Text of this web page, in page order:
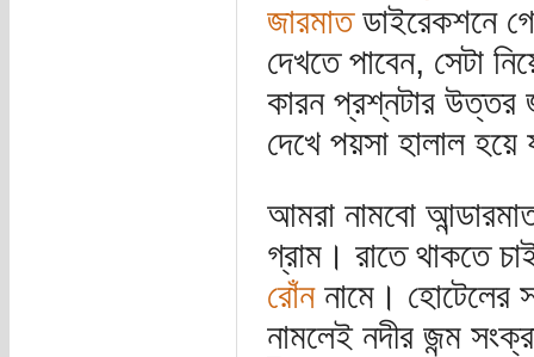
জারমাতডাইরেকশনে
দেখতে পাবেন, সেটা
কারন প্রশ্নটার উত্তর
দেখে পয়সা হালাল
আমরা নামবো
গ্রাম। রাতে থাকতে
রোঁননামে। হোটেলের
নামলেই নদীর জন্ম